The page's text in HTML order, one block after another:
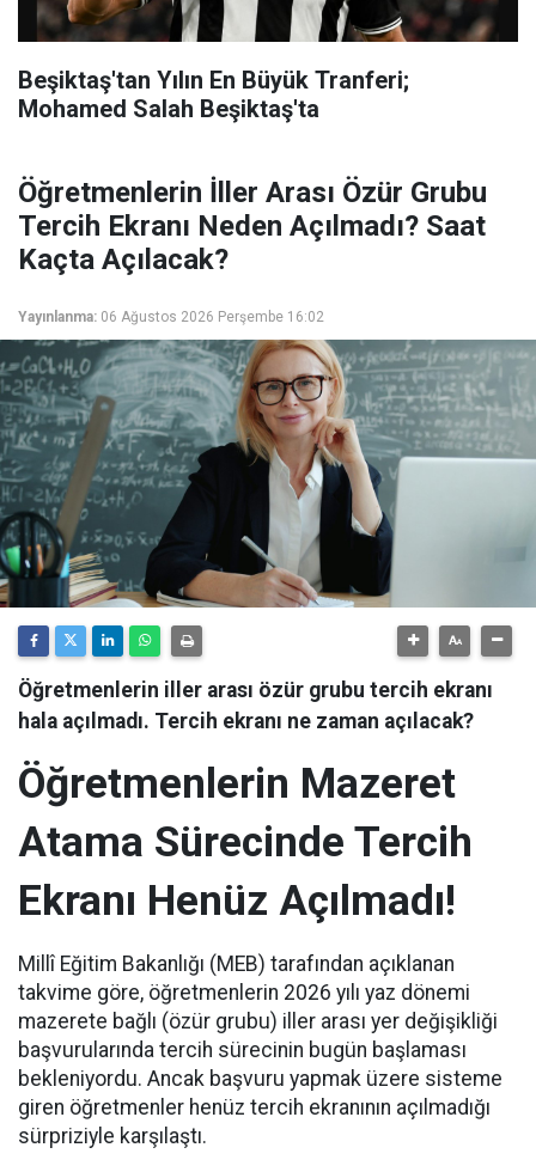
Beşiktaş'tan Yılın En Büyük Tranferi;
Mohamed Salah Beşiktaş'ta
Öğretmenlerin İller Arası Özür Grubu
Tercih Ekranı Neden Açılmadı? Saat
Kaçta Açılacak?
Yayınlanma: 06 Ağustos 2026 Perşembe 16:02
Öğretmenlerin iller arası özür grubu tercih ekranı
hala açılmadı. Tercih ekranı ne zaman açılacak?
Öğretmenlerin Mazeret
Atama Sürecinde Tercih
Ekranı Henüz Açılmadı!
Millî Eğitim Bakanlığı (MEB) tarafından açıklanan
takvime göre, öğretmenlerin 2026 yılı yaz dönemi
mazerete bağlı (özür grubu) iller arası yer değişikliği
başvurularında tercih sürecinin bugün başlaması
bekleniyordu. Ancak başvuru yapmak üzere sisteme
giren öğretmenler henüz tercih ekranının açılmadığı
sürpriziyle karşılaştı.